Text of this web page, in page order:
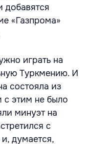
добавятся
«Газпрома»
играть на
Туркмению. И
состояла из
с этим не было
минуэт на
с
думается,